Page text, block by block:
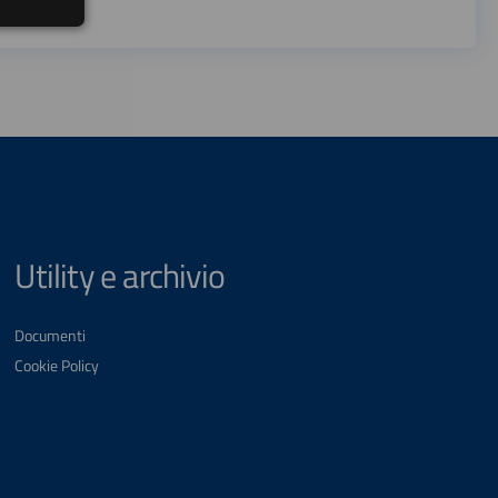
Utility e archivio
Documenti
Cookie Policy